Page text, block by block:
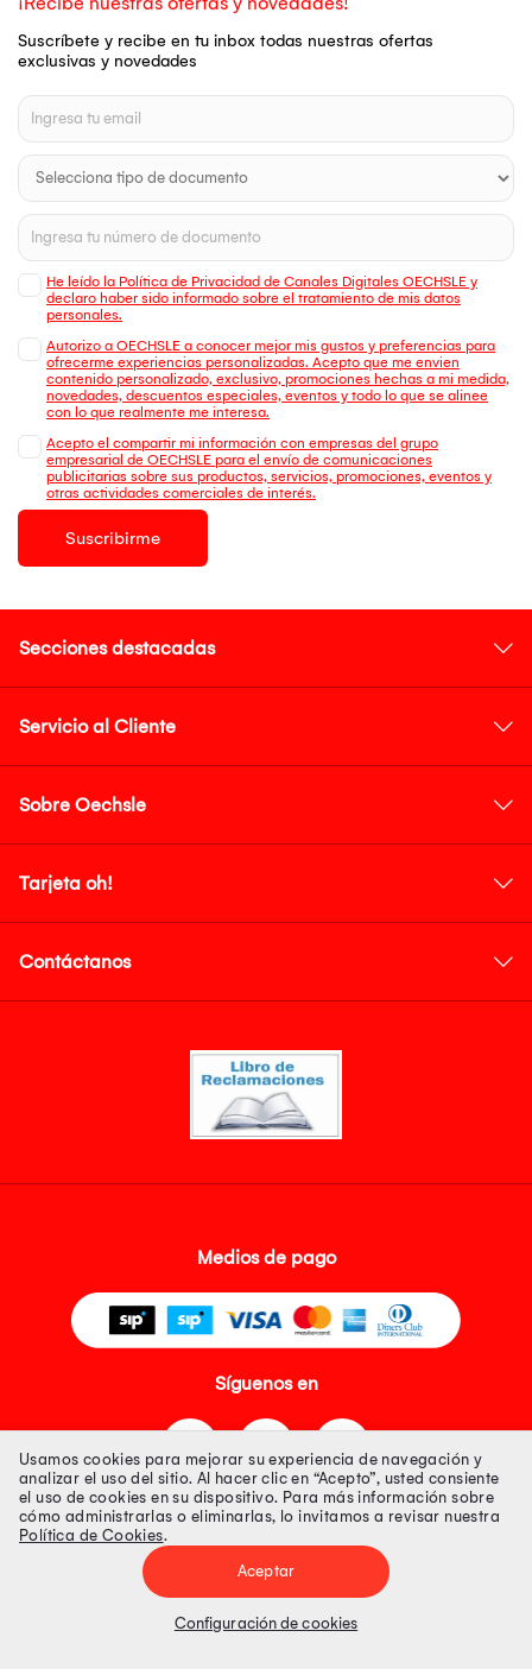
Suscríbete y recibe en tu inbox todas nuestras ofertas
exclusivas y novedades
He leído la Política de Privacidad de Canales Digitales OECHSLE y
declaro haber sido informado sobre el tratamiento de mis datos
personales.
Autorizo a OECHSLE a conocer mejor mis gustos y preferencias para
ofrecerme experiencias personalizadas. Acepto que me envien
contenido personalizado, exclusivo, promociones hechas a mi medida,
novedades, descuentos especiales, eventos y todo lo que se alinee
con lo que realmente me interesa.
Acepto el compartir mi información con empresas del grupo
empresarial de OECHSLE para el envío de comunicaciones
publicitarias sobre sus productos, servicios, promociones, eventos y
otras actividades comerciales de interés.
Suscribirme
Secciones destacadas
Servicio al Cliente
Sobre Oechsle
Tarjeta oh!
Contáctanos
Medios de pago
Síguenos en
Tienda 100% Segura
Tiendas Peruanas S.A. R.U.C. Nº 20493020618. Todos los derechos
Precios disponibles solo en www.oechsle.pe. Precios online publicados
Usamos cookies para mejorar su experiencia de navegación y
analizar el uso del sitio. Al hacer clic en “Acepto”, usted consiente
el uso de cookies en su dispositivo. Para más información sobre
cómo administrarlas o eliminarlas, lo invitamos a revisar nuestra
Política de Cookies.
Aceptar
Configuración de cookies